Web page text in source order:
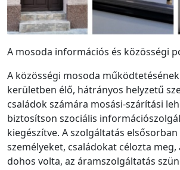
A mosoda információs és közösségi
A közösségi mosoda
kerületben élő, hátrányos helyzetű
családok számára mosási-szárítási
biztosítson szociális
kiegészítve. A szolgáltatás elsősorban
személyeket, családokat célozta meg,
dohos volta, az áramszolgáltatás